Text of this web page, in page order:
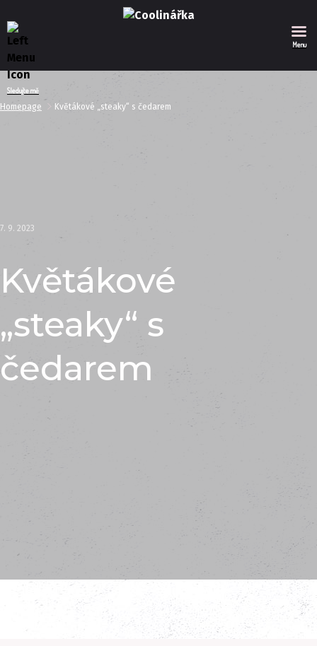
Homepage Květákové „steaky“ s čedarem
7. 9. 2023
Květákové
„steaky“ s
čedarem
Sledujte mě
Menu